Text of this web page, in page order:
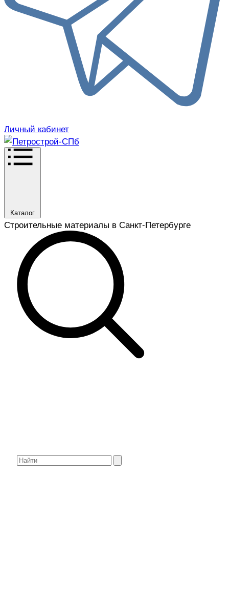
Личный кабинет
Каталог
Строительные материалы в Санкт-Петербурге